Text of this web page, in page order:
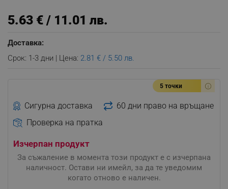
5.63 € / 11.01 лв.
Доставка:
Срок: 1-3 дни | Цена: 2.81 € / 5.50 лв.
5 точки
Сигурна доставка
60 дни право на връщане
Проверка на пратка
Изчерпан продукт
За съжаление в момента този продукт е с изчерпана
наличност. Остави ни имейл, за да те уведомим
когато отново е наличен.